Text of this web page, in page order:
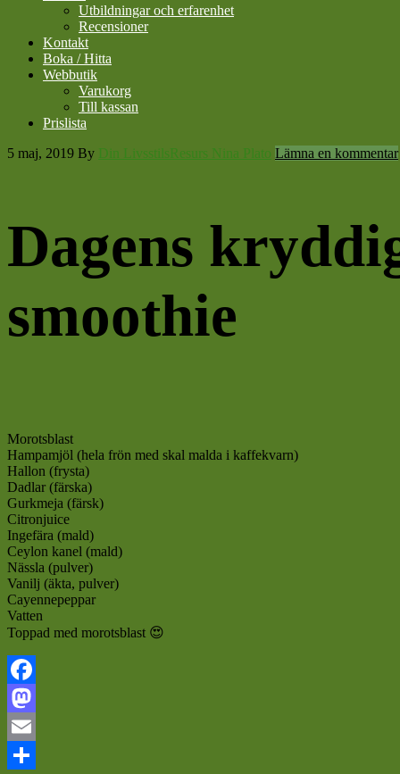
Utbildningar och erfarenhet
Recensioner
Kontakt
Boka / Hitta
Webbutik
Varukorg
Till kassan
Prislista
5 maj, 2019 By Din LivsstilsResurs Nina Plato Lämna en kommentar
Dagens
smoothie
Morotsblast
Hampamjöl (hela frön med skal malda i kaffekvarn)
Hallon (frysta)
Dadlar (färska)
Gurkmeja (färsk)
Citronjuice
Ingefära (mald)
Ceylon kanel (mald)
Nässla (pulver)
Vanilj (äkta, pulver)
Cayennepeppar
Vatten
Toppad med morotsblast 😍
Facebook
Mastodon
Email